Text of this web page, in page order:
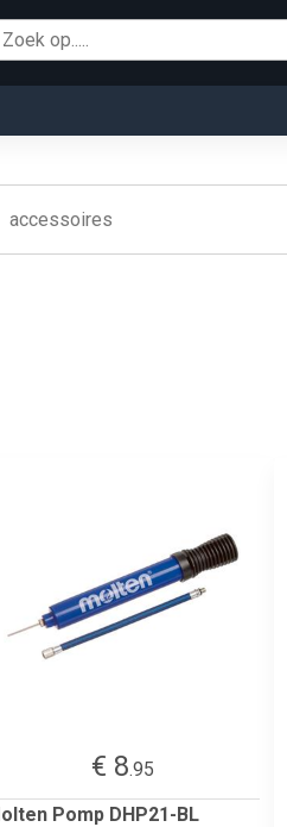
accessoires
€ 8.95
Pomp DHP21-BL